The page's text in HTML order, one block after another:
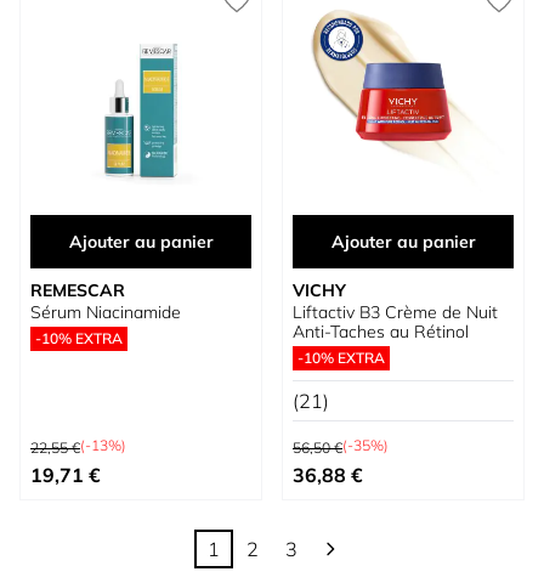
Ajouter au panier
REMESCAR
Sérum Niacinamide
-10% EXTRA
Prix normal
22,55 €(-13%)
Prix spécial
19,71 €
Ajouter au panier
VICHY
Liftactiv B3 Crème de Nuit
Anti-Taches au Rétinol
-10% EXTRA
(21)
Prix normal
56,50 €(-35%)
Prix spécial
36,88 €
Vous lisez actuellement la page
1
Page
2
Page
3